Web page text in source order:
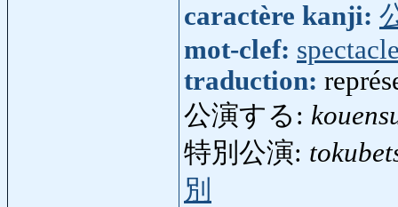
caractère kanji:
mot-clef:
traduction:
公演する:
特別公演:
別